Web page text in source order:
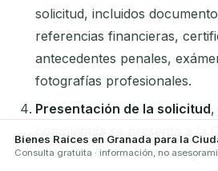
solicitud, incluidos
referencias financieras,
antecedentes penales,
fotografías profesionales.
Presentación de la solicitud,
completada se presenta a la
junto con todas las tasas
Bienes Raíces en Granada para la
Consulta gratuita · información, no